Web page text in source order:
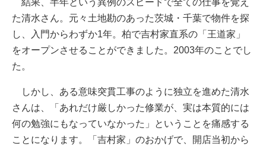
結果、半年という異例のスピードで全ての仕事を覚え
た清水さん。元々土地勘のあった茨城・千葉で物件を探
し、入門からわずか1年。柏で吉村家直系の「王道家」
をオープンさせることができました。2003年のことでし
た。
しかし、ある意味突貫工事のように独立を進めた清水
さんは、「あれだけ厳しかった修業が、実は本質的には
何の勉強にもなっていなかった」ということを痛感する
ことになります。「吉村家」のおかげで、開店当初から